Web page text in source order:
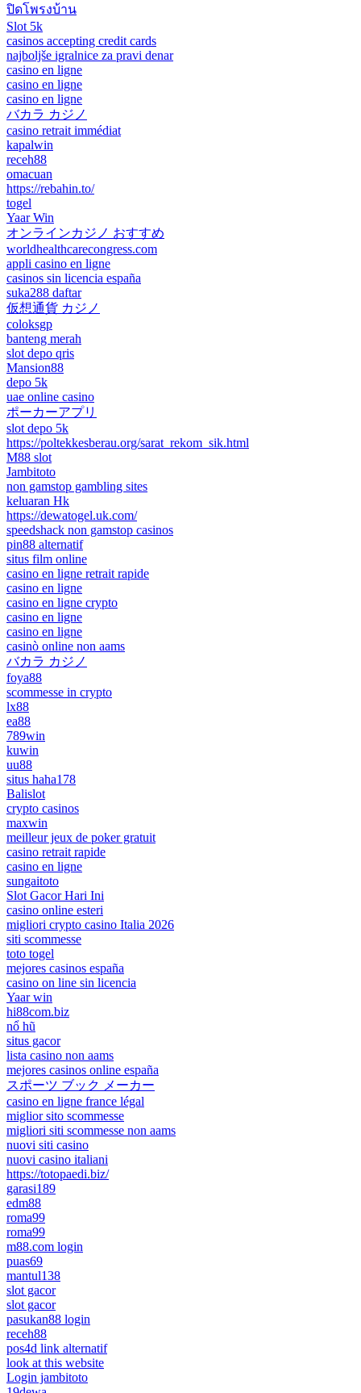
ปิดโพรงบ้าน
Slot 5k
casinos accepting credit cards
najboljše igralnice za pravi denar
casino en ligne
casino en ligne
casino en ligne
バカラ カジノ
casino retrait immédiat
kapalwin
receh88
omacuan
https://rebahin.to/
togel
Yaar Win
オンラインカジノ おすすめ
worldhealthcarecongress.com
appli casino en ligne
casinos sin licencia españa
suka288 daftar
仮想通貨 カジノ
coloksgp
banteng merah
slot depo qris
Mansion88
depo 5k
uae online casino
ポーカーアプリ
slot depo 5k
https://poltekkesberau.org/sarat_rekom_sik.html
M88 slot
Jambitoto
non gamstop gambling sites
keluaran Hk
https://dewatogel.uk.com/
speedshack non gamstop casinos
pin88 alternatif
situs film online
casino en ligne retrait rapide
casino en ligne
casino en ligne crypto
casino en ligne
casino en ligne
casinò online non aams
バカラ カジノ
foya88
scommesse in crypto
lx88
ea88
789win
kuwin
uu88
situs haha178
Balislot
crypto casinos
maxwin
meilleur jeux de poker gratuit
casino retrait rapide
casino en ligne
sungaitoto
Slot Gacor Hari Ini
casino online esteri
migliori crypto casino Italia 2026
siti scommesse
toto togel
mejores casinos españa
casino on line sin licencia
Yaar win
hi88com.biz
nổ hũ
situs gacor
lista casino non aams
mejores casinos online españa
スポーツ ブック メーカー
casino en ligne france légal
miglior sito scommesse
migliori siti scommesse non aams
nuovi siti casino
nuovi casino italiani
https://totopaedi.biz/
garasi189
edm88
roma99
roma99
m88.com login
puas69
mantul138
slot gacor
slot gacor
pasukan88 login
receh88
pos4d link alternatif
look at this website
Login jambitoto